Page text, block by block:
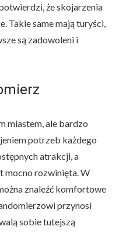
że skojarzenia
Takie same mają turyści,
są zadowoleni i
miastem, ale bardzo
potrzeb każdego
atrakcji, a
mocno rozwinięta. W
znaleźć komfortowe
przynosi
sobie tutejszą